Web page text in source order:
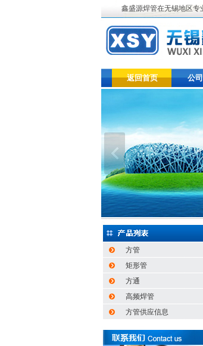
鑫盛源焊管在无锡地区专
返回首页 公
方管
矩形管
方通
高频焊管
方管供应信息